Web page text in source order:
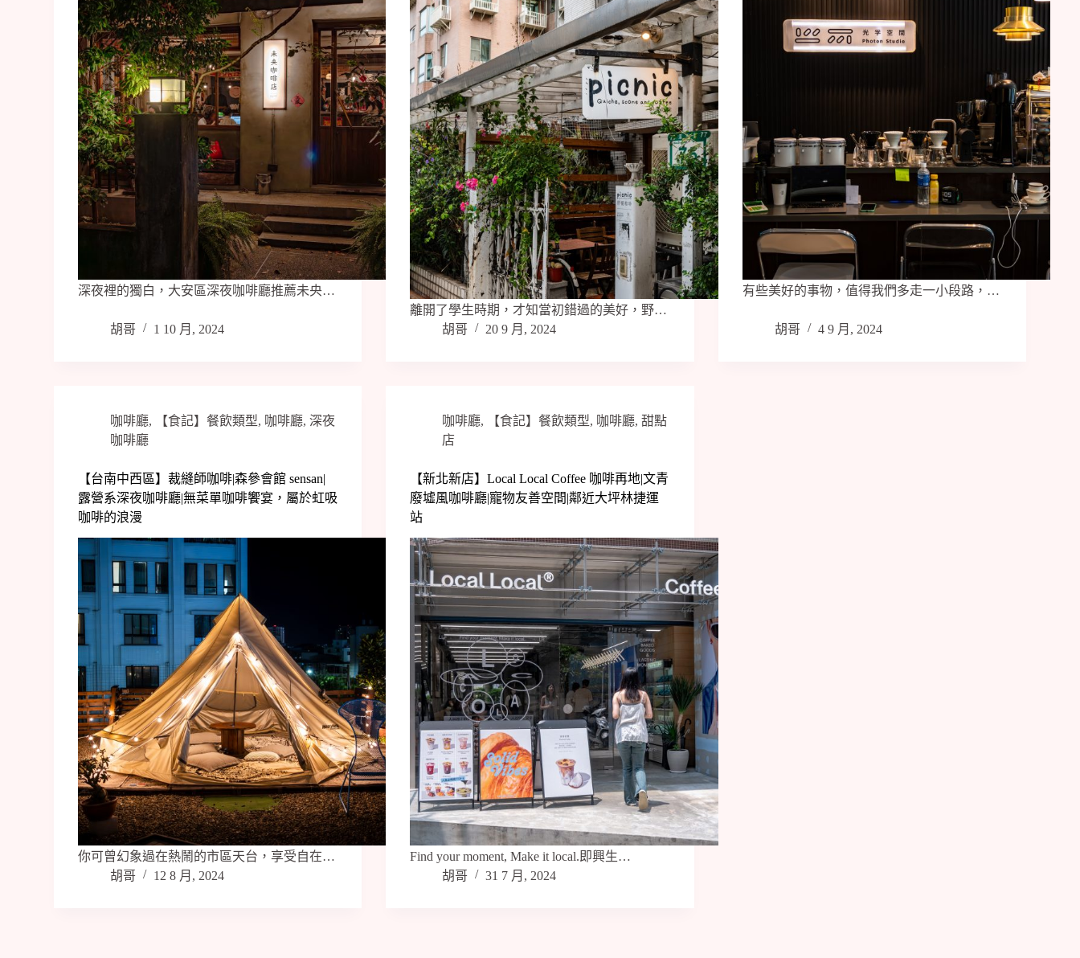
深夜裡的獨白，大安區深夜咖啡廳推薦未央…
胡哥 1 10 月, 2024
離開了學生時期，才知當初錯過的美好，野…
胡哥
20 9 月, 2024
有些美好的事物，值得我們多走一小段路，…
胡哥 4 9 月, 2024
咖啡廳, 【食記】餐飲類型, 咖啡廳,深夜
咖啡廳
【台南中西區】裁縫師咖啡|森參會館 sensan|
露營系深夜咖啡廳|無菜單咖啡饗宴，屬於虹吸
咖啡的浪漫
你可曾幻象過在熱鬧的市區天台，享受自在…
胡哥
12 8 月, 2024
咖啡廳, 【食記】餐飲類型, 咖啡廳,甜點
店
【新北新店】Local Local Coffee 咖啡再地|文青
廢墟風咖啡廳|寵物友善空間|鄰近大坪林捷運
站
Find your moment, Make it local.即興生…
胡哥
31 7 月, 2024